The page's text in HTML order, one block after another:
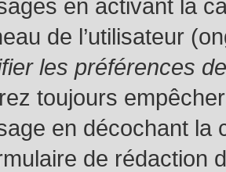
en activant la
de l’utilisateur
les préférences
toujours
en décochant la
de rédaction